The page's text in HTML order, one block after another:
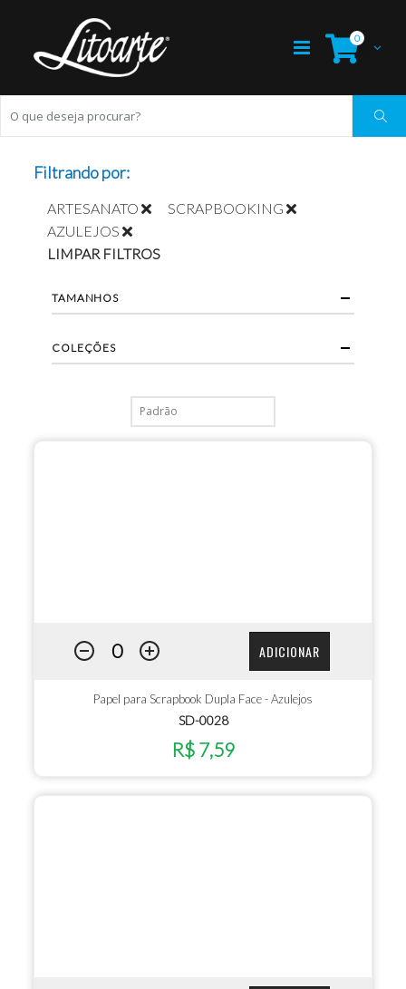
0
ADICIONAR
Papel para Scrapbook Dupla Face - Azulejos
SD-0028
R$ 7,59
Filtrando por:
ARTESANATO
SCRAPBOOKING
AZULEJOS
LIMPAR FILTROS
TAMANHOS
COLEÇÕES